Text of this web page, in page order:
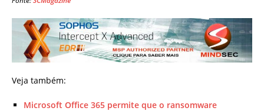
Veja também:
Microsoft Office 365 permite que o ransomware